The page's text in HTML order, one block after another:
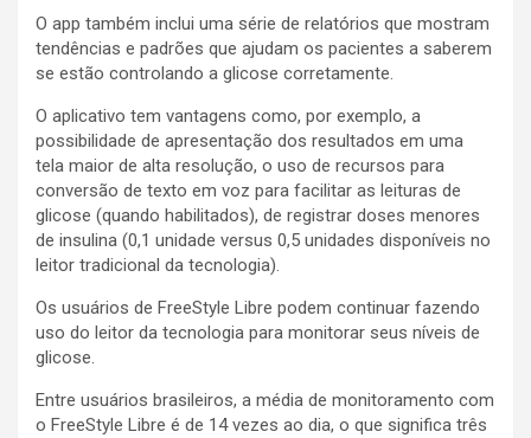
O app também inclui uma série de relatórios que mostram
tendências e padrões que ajudam os pacientes a saberem
se estão controlando a glicose corretamente.
O aplicativo tem vantagens como, por exemplo, a
possibilidade de apresentação dos resultados em uma
tela maior de alta resolução, o uso de recursos para
conversão de texto em voz para facilitar as leituras de
glicose (quando habilitados), de registrar doses menores
de insulina (0,1 unidade versus 0,5 unidades disponíveis no
leitor tradicional da tecnologia).
Os usuários de FreeStyle Libre podem continuar fazendo
uso do leitor da tecnologia para monitorar seus níveis de
glicose.
Entre usuários brasileiros, a média de monitoramento com
o FreeStyle Libre é de 14 vezes ao dia, o que significa três